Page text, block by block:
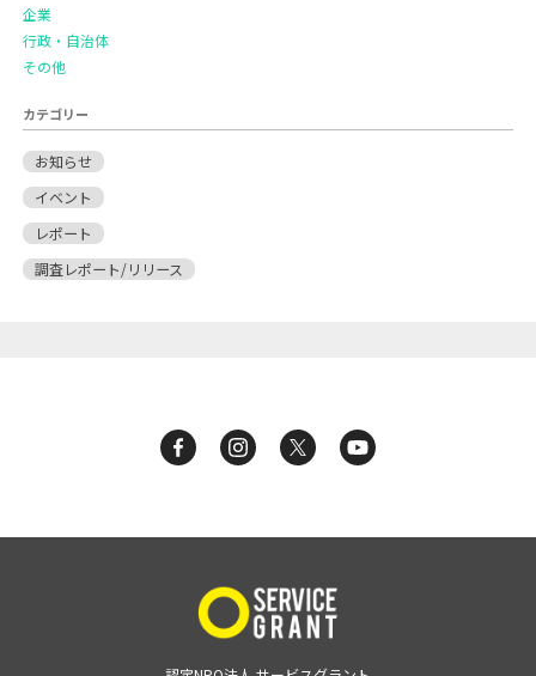
企業
行政・自治体
その他
カテゴリー
お知らせ
イベント
レポート
調査レポート/リリース